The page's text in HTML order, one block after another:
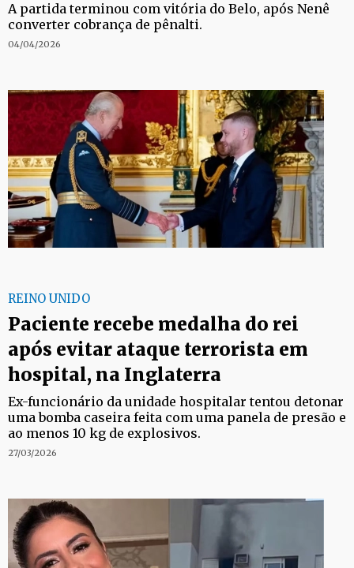
A partida terminou com vitória do Belo, após Nenê
converter cobrança de pênalti.
04/04/2026
REINO UNIDO
Paciente recebe medalha do rei
após evitar ataque terrorista em
hospital, na Inglaterra
Ex-funcionário da unidade hospitalar tentou detonar
uma bomba caseira feita com uma panela de presão e
ao menos 10 kg de explosivos.
27/03/2026